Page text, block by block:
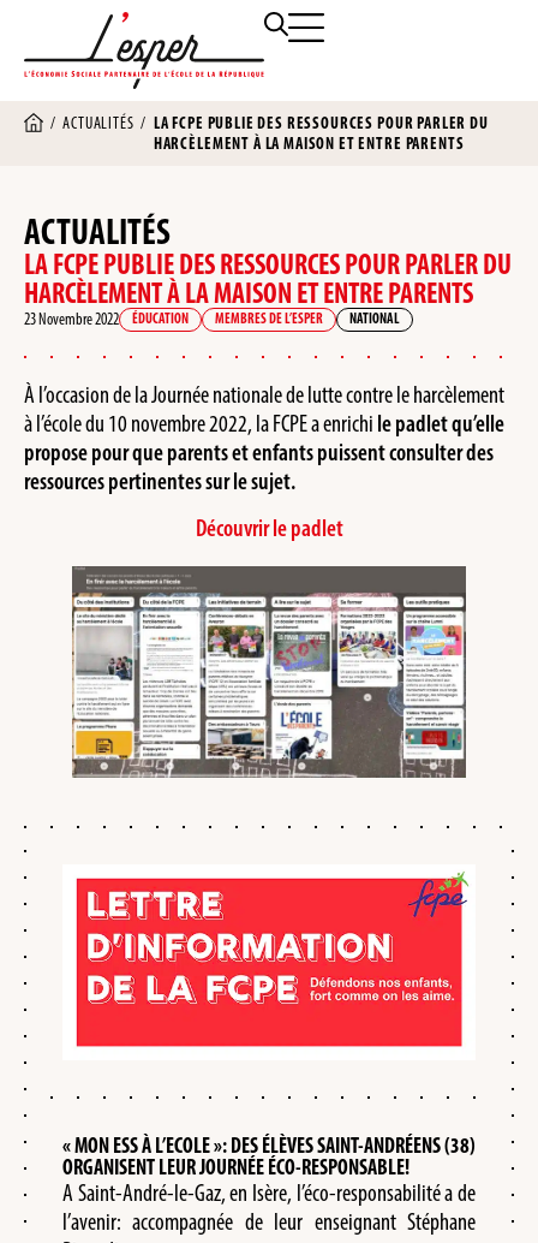
/ACTUALITÉS / LA FCPE PUBLIE DES RESSOURCES POUR PARLER DU
HARCÈLEMENT À LA MAISON ET ENTRE PARENTS
ACTUALITÉS
LA FCPE PUBLIE DES RESSOURCES POUR PARLER DU
HARCÈLEMENT À LA MAISON ET ENTRE PARENTS
23 Novembre 2022 ÉDUCATION MEMBRES DE L’ESPER NATIONAL
À l’occasion de la Journée nationale de lutte contre le harcèlement
à l’école du 10 novembre 2022, la FCPE a enrichi le padlet qu’elle
propose pour que parents et enfants puissent consulter des
ressources pertinentes sur le sujet.
Découvrir le padlet
« MON ESS À L’ECOLE »: DES ÉLÈVES SAINT-ANDRÉENS (38)
ORGANISENT LEUR JOURNÉE ÉCO-RESPONSABLE!
A Saint-André-le-Gaz, en Isère, l’éco-responsabilité a de
l’avenir: accompagnée de leur enseignant Stéphane